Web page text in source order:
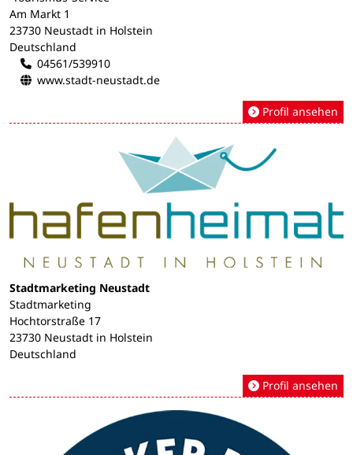
Am Markt 1
23730 Neustadt in Holstein
Deutschland
04561/539910
www.stadt-neustadt.de
Profil ansehen
Stadtmarketing Neustadt
Stadtmarketing
Hochtorstraße 17
23730 Neustadt in Holstein
Deutschland
Profil ansehen